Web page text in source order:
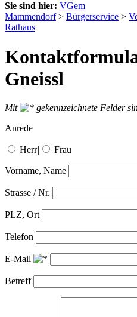
Sie sind hier: VGem
Mammendorf> Bürgerservice >
Rathaus
Gneissl
Mit
gekennzeichnete Felder
Anrede
Herr| Frau
Vorname, Name
Strasse / Nr.
PLZ, Ort
Telefon
E-Mail
Betreff